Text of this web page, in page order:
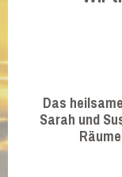
Das heilsame
Sarah und